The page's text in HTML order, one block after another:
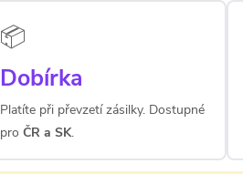
📦
Dobírka
Platíte při převzetí zásilky. Dostupné
pro ČR a SK.